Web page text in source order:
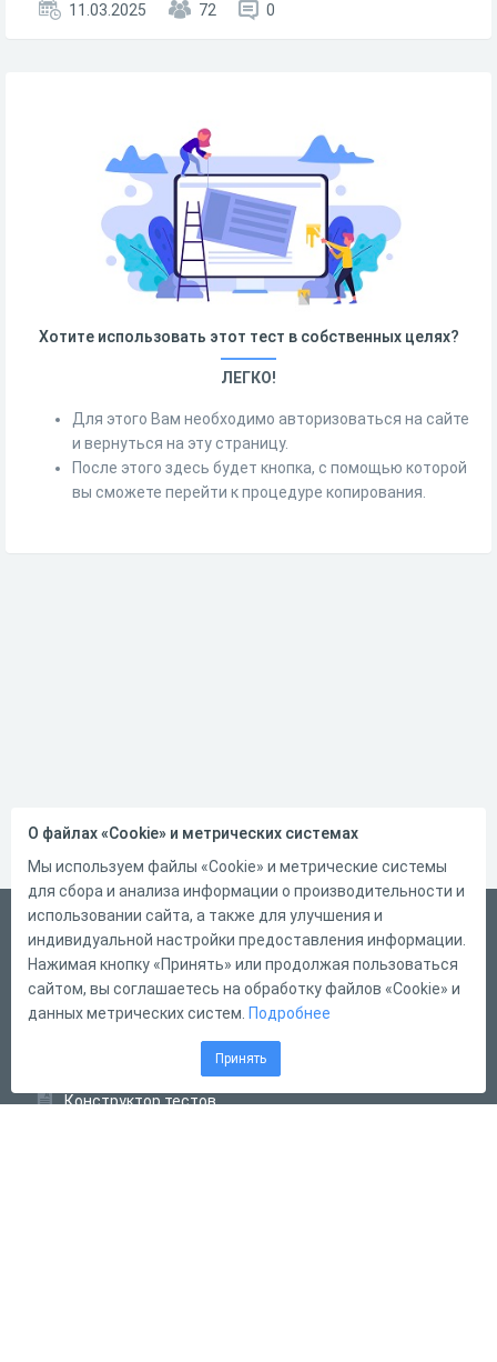
11.03.2025 72 0
Хотите использовать этот тест в собственных целях?
ЛЕГКО!
Для этого Вам необходимо авторизоваться на сайте
и вернуться на эту страницу.
После этого здесь будет кнопка, с помощью которой
вы сможете перейти к процедуре копирования.
Русский
Справка
Форма обратной связи
Конструктор тестов
О файлах «Cookie» и метрических системах
Мы используем файлы «Cookie» и метрические системы
для сбора и анализа информации о производительности и
использовании сайта, а также для улучшения и
индивидуальной настройки предоставления информации.
Нажимая кнопку «Принять» или продолжая пользоваться
сайтом, вы соглашаетесь на обработку файлов «Cookie» и
данных метрических систем. Подробнее
Принять